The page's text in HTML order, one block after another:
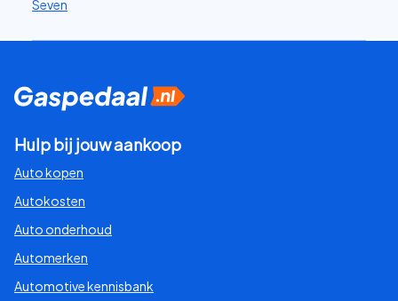
Seven
Hulp bij jouw aankoop
Auto kopen
Autokosten
Auto onderhoud
Automerken
Automotive kennisbank